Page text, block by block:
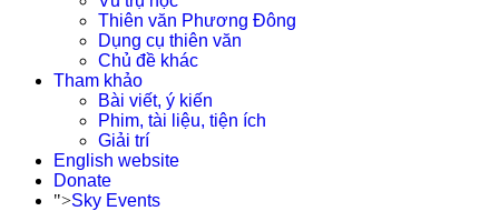
Thiên văn Phương Đông
Dụng cụ thiên văn
Chủ đề khác
Tham khảo
Bài viết, ý kiến
Phim, tài liệu, tiện ích
Giải trí
English website
Donate
">Sky Events